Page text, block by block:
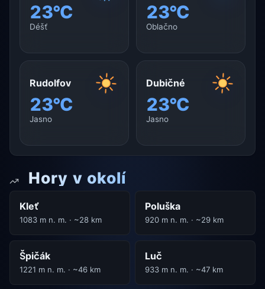
23°C
Déšť
23°C
Oblačno
Rudolfov
23°C
Jasno
Dubičné
23°C
Jasno
Hory v okolí
Kleť
1083 m n. m. · ~28 km
Poluška
920 m n. m. · ~29 km
Špičák
1221 m n. m. · ~46 km
Luč
933 m n. m. · ~47 km